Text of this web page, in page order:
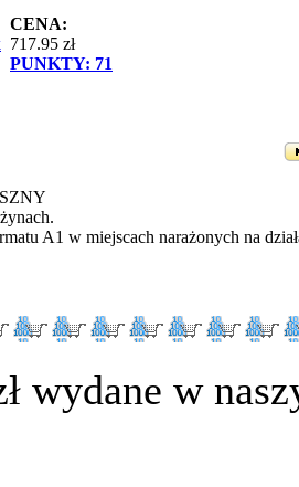
CENA:
717.95 zł
PUNKTY: 71
A1 w miejscach narażonych na
wydane w